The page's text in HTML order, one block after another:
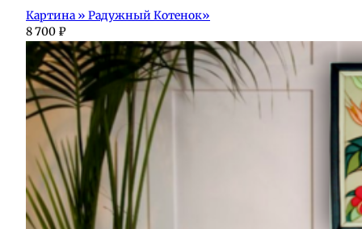
Картина » Радужный Котенок»
8 700 ₽